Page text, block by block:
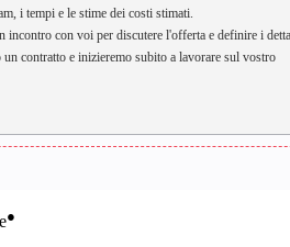
i tempi e le stime dei costi stimati.
incontro con voi per discutere l'offerta e definire i
contratto e inizieremo subito a lavorare sul vostro
●